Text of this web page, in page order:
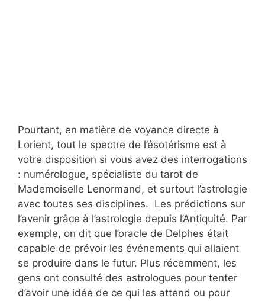
Pourtant, en matière de voyance directe à
Lorient, tout le spectre de l’ésotérisme est à
votre disposition si vous avez des interrogations
: numérologue, spécialiste du tarot de
Mademoiselle Lenormand, et surtout l’astrologie
avec toutes ses disciplines. Les prédictions sur
l’avenir grâce à l’astrologie depuis l’Antiquité. Par
exemple, on dit que l’oracle de Delphes était
capable de prévoir les événements qui allaient
se produire dans le futur. Plus récemment, les
gens ont consulté des astrologues pour tenter
d’avoir une idée de ce qui les attend ou pour